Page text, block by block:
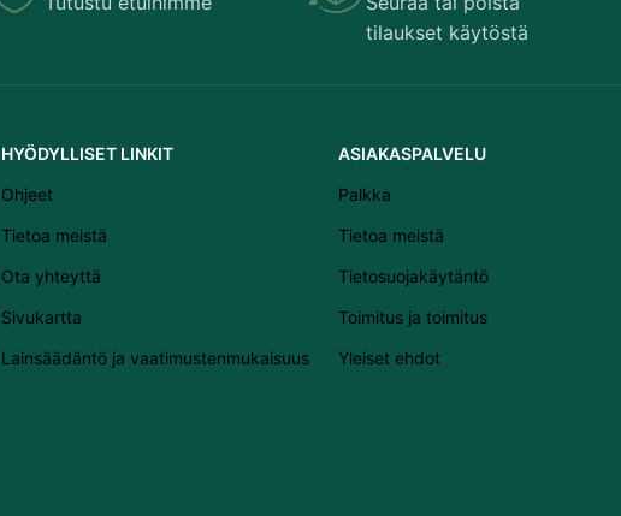
tilaukset käytöstä
HYÖDYLLISET LINKIT
Ohjeet
Tietoa meistä
Ota yhteyttä
Sivukartta
Lainsäädäntö ja vaatimustenmukaisuus
ASIAKASPALVELU
Palkka
Tietoa meistä
Tietosuojakäytäntö
Toimitus ja toimitus
Yleiset ehdot
English
Italiano
Español
Dansk
Français
Čeština
Slovenščina